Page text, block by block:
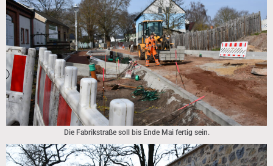
Die Fabrikstraße soll bis Ende Mai fertig sein.